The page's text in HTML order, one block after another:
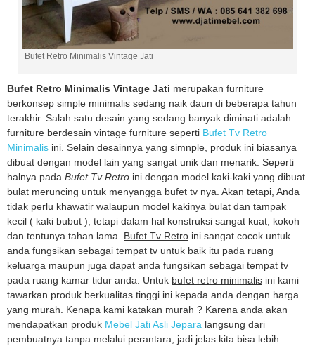
Bufet Retro Minimalis Vintage Jati
Bufet Retro Minimalis Vintage Jati merupakan furniture
berkonsep simple minimalis sedang naik daun di beberapa tahun
terakhir. Salah satu desain yang sedang banyak diminati adalah
furniture berdesain vintage furniture seperti Bufet Tv Retro
Minimalis ini. Selain desainnya yang simnple, produk ini biasanya
dibuat dengan model lain yang sangat unik dan menarik. Seperti
halnya pada Bufet Tv Retro ini dengan model kaki-kaki yang dibuat
bulat meruncing untuk menyangga bufet tv nya. Akan tetapi, Anda
tidak perlu khawatir walaupun model kakinya bulat dan tampak
kecil ( kaki bubut ), tetapi dalam hal konstruksi sangat kuat, kokoh
dan tentunya tahan lama. Bufet Tv Retro ini sangat cocok untuk
anda fungsikan sebagai tempat tv untuk baik itu pada ruang
keluarga maupun juga dapat anda fungsikan sebagai tempat tv
pada ruang kamar tidur anda. Untuk bufet retro minimalis ini kami
tawarkan produk berkualitas tinggi ini kepada anda dengan harga
yang murah. Kenapa kami katakan murah ? Karena anda akan
mendapatkan produk Mebel Jati Asli Jepara langsung dari
pembuatnya tanpa melalui perantara, jadi jelas kita bisa lebih